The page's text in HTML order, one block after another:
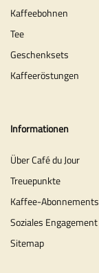
Kaffeebohnen
Tee
Geschenksets
Kaffeeröstungen
Informationen
Über Café du Jour
Treuepunkte
Kaffee-Abonnements
Soziales Engagement
Sitemap